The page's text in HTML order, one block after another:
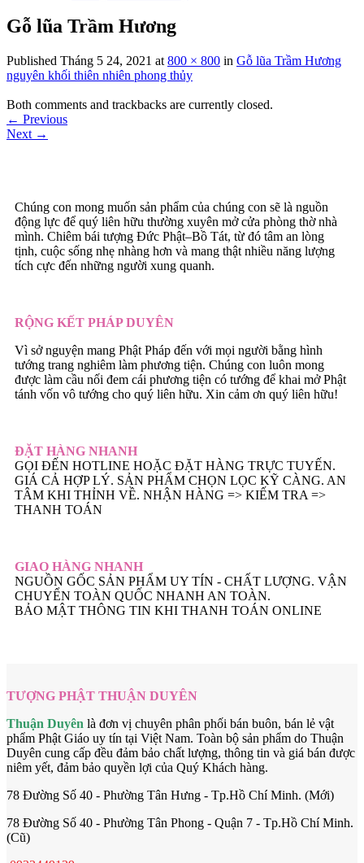
Gỗ lũa Trầm Hương
Published Tháng 5 24, 2021 at 800 × 800 in Gỗ lũa Trầm Hương
nguyên khối thiên nhiên phong thủy
Both comments and trackbacks are currently closed.
← Previous
Next →
Chúng con mong muốn sản phẩm của chúng con sẽ là nguồn
động lực để quý liên hữu thường xuyên mở cửa phòng thờ nhà
mình. Chiêm bái tượng Đức Phật–Bồ Tát, từ đó tâm an lòng
tịnh, cuộc sống nhẹ nhàng hơn và mang thật nhiều năng lượng
tích cực đến những người xung quanh.
RỘNG KẾT PHÁP DUYÊN
Vì sở nguyện mang Phật Pháp đến với mọi người bằng hình
tướng trang nghiêm làm phương tiện. Chúng con luôn mong
được làm cầu nối đem cái phương tiện có tướng để khai mở Phật
tánh vốn vô tướng cho quý liên hữu. Xin cảm ơn quý liên hữu!
ĐẶT HÀNG NHANH
GỌI ĐẾN HOTLINE HOẶC ĐẶT HÀNG TRỰC TUYẾN.
GIÁ CẢ HỢP LÝ. SẢN PHẨM CHỌN LỌC KỸ CÀNG. AN
TÂM KHI THỈNH VỀ. NHẬN HÀNG => KIẾM TRA =>
THANH TOÁN
GIAO HÀNG NHANH
NGUỒN GỐC SẢN PHẨM UY TÍN - CHẤT LƯỢNG. VẬN
CHUYỂN TOÀN QUỐC NHANH AN TOÀN.
BẢO MẬT THÔNG TIN KHI THANH TOÁN ONLINE
TƯỢNG PHẬT THUẬN DUYÊN
Thuận Duyên là đơn vị chuyên phân phối bán buôn, bán lẻ vật
phẩm Phật Giáo uy tín tại Việt Nam. Toàn bộ sản phẩm do Thuận
Duyên cung cấp đều đảm bảo chất lượng, thông tin và giá bán được
niêm yết, đảm bảo quyền lợi của Quý Khách hàng.
78 Đường Số 40 - Phường Tân Hưng - Tp.Hồ Chí Minh. (Mới)
78 Đường Số 40 - Phường Tân Phong - Quận 7 - Tp.Hồ Chí Minh.
(Cũ)